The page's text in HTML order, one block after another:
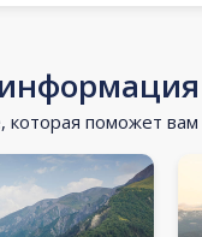
поможет вам